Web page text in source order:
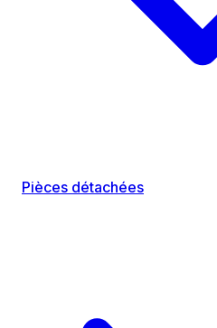
Pièces détachées